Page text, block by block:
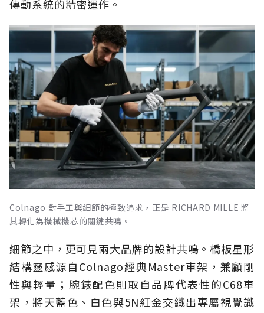
傳動系統的精密運作。
Colnago 對手工與細節的極致追求，正是 RICHARD MILLE 將
其轉化為機械機芯的關鍵共鳴。
細節之中，更可見兩大品牌的設計共鳴。橋板星形
結構靈感源自Colnago經典Master車架，兼顧剛
性與輕量；腕錶配色則取自品牌代表性的C68車
架，將天藍色、白色與5N紅金交織出專屬視覺識